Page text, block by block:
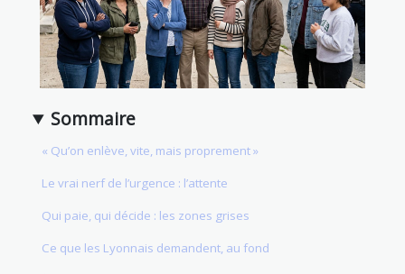
Sommaire
« Qu’on enlève, vite, mais proprement »
Le vrai nerf de l’urgence : l’attente
Qui paie, qui décide : les zones grises
Ce que les Lyonnais demandent, au fond